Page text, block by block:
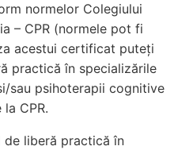
normelor Colegiului
– CPR (normele pot fi
acestui certificat puteți
practică în specializările
sau psihoterapii cognitive
CPR.
de liberă practică în